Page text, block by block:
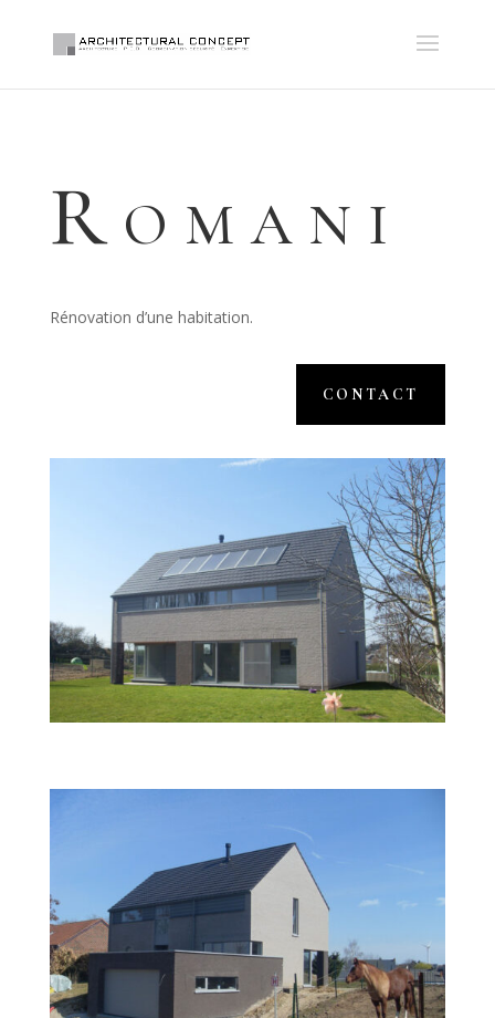
Romani
Rénovation d’une habitation.
CONTACT